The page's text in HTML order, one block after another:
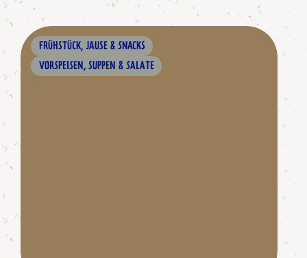
FRÜHSTÜCK, JAUSE & SNACKS
VORSPEISEN, SUPPEN & SALATE